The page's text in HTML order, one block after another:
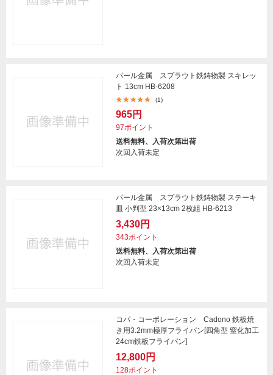
パール金属 スプラウト鉄鋳物製 スキレッ
ト 13cm HB-6208
(1)
965円
97ポイント
送料無料、入荷次第出荷
次回入荷未定
パール金属 スプラウト鉄鋳物製 ステーキ
皿 小判型 23×13cm 2枚組 HB-6213
3,430円
343ポイント
送料無料、入荷次第出荷
次回入荷未定
コパ・コーポレーション Cadono 鉄板焼
き用3.2mm極厚フライパン[四角型 窒化加工
24cm鉄板フライパン]
12,800円
128ポイント